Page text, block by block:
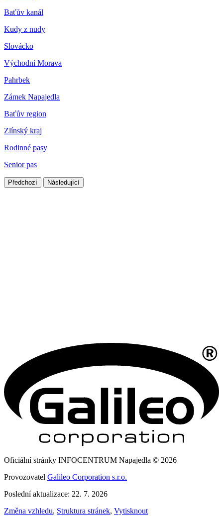
Baťův kanál
Kudy z nudy
Slovácko
Východní Morava
Pahrbek
Zámek Napajedla
Baťův region
Zlínský kraj
Rodinné pasy
Senior pas
Předchozí Následující
Oficiální stránky INFOCENTRUM Napajedla © 2026
Provozovatel Galileo Corporation s.r.o.
Poslední aktualizace: 22. 7. 2026
Změna vzhledu, Struktura stránek, Vytisknout